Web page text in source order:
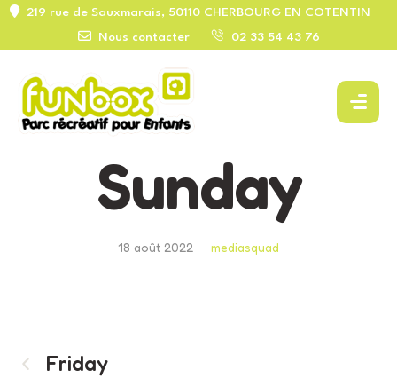
219 rue de Sauxmarais, 50110 CHERBOURG EN COTENTIN
Nous contacter
02 33 54 43 76
Sunday
18 août 2022 mediasquad
Friday